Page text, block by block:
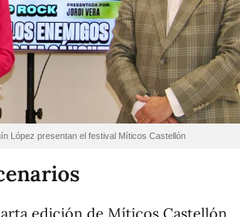
López presentan el festival Míticos Castellón
edición de Míticos Castellón,